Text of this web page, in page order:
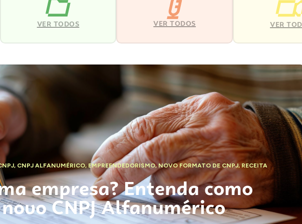
VER TODOS VER TODOS VER
, CNPJ ALFANUMÉRICO, EMPREENDEDORISMO,NOVO FORMATO DE CNPJ,RECEITA
empresa? Entenda como
CNPJ Alfanumérico